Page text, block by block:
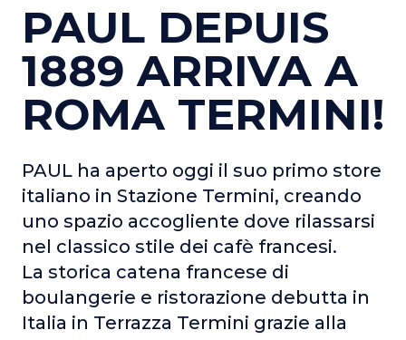
PAUL DEPUIS
1889 ARRIVA A
ROMA TERMINI!
PAUL ha aperto oggi il suo primo store
italiano in Stazione Termini, creando
uno spazio accogliente dove rilassarsi
nel classico stile dei cafè francesi.
La storica catena francese di
boulangerie e ristorazione debutta in
Italia in Terrazza Termini grazie alla